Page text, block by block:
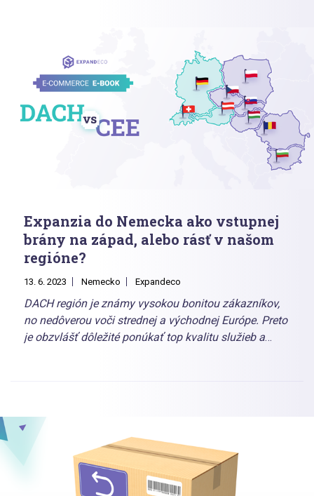
Expanzia do Nemecka ako vstupnej
brány na západ, alebo rásť v našom
regióne?
13. 6. 2023 Nemecko Expandeco
DACH región je známy vysokou bonitou zákazníkov,
no nedôverou voči strednej a východnej Európe. Preto
je obzvlášť dôležité ponúkať top kvalitu služieb a